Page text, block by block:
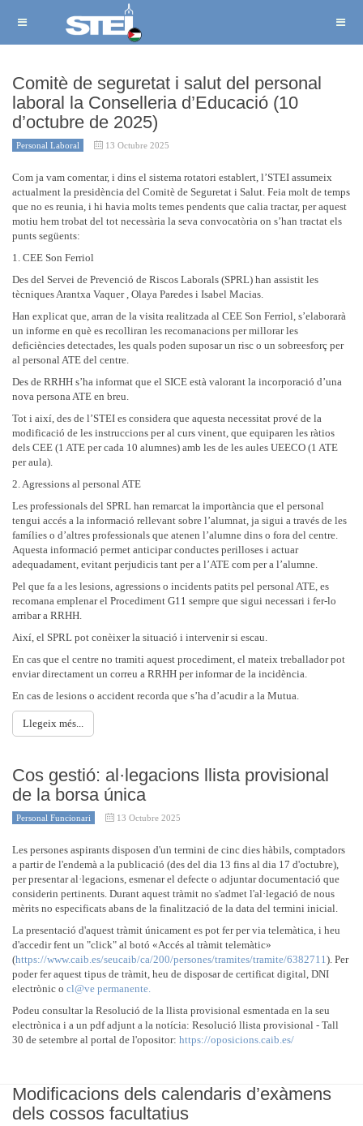
Comitè de seguretat i salut del personal
laboral la Conselleria d’Educació (10
d’octubre de 2025)
Personal Laboral 13 Octubre 2025
Com ja vam comentar, i dins el sistema rotatori establert, l’STEI assumeix
actualment la presidència del Comitè de Seguretat i Salut. Feia molt de temps
que no es reunia, i hi havia molts temes pendents que calia tractar, per aquest
motiu hem trobat del tot necessària la seva convocatòria on s’han tractat els
punts següents:
1. CEE Son Ferriol
Des del Servei de Prevenció de Riscos Laborals (SPRL) han assistit les
tècniques Arantxa Vaquer , Olaya Paredes i Isabel Macias.
Han explicat que, arran de la visita realitzada al CEE Son Ferriol, s’elaborarà
un informe en què es recolliran les recomanacions per millorar les
deficiències detectades, les quals poden suposar un risc o un sobreesforç per
al personal ATE del centre.
Des de RRHH s’ha informat que el SICE està valorant la incorporació d’una
nova persona ATE en breu.
Tot i així, des de l’STEI es considera que aquesta necessitat prové de la
modificació de les instruccions per al curs vinent, que equiparen les ràtios
dels CEE (1 ATE per cada 10 alumnes) amb les de les aules UEECO (1 ATE
per aula).
2. Agressions al personal ATE
Les professionals del SPRL han remarcat la importància que el personal
tengui accés a la informació rellevant sobre l’alumnat, ja sigui a través de les
famílies o d’altres professionals que atenen l’alumne dins o fora del centre.
Aquesta informació permet anticipar conductes perilloses i actuar
adequadament, evitant perjudicis tant per a l’ATE com per a l’alumne.
Pel que fa a les lesions, agressions o incidents patits pel personal ATE, es
recomana emplenar el Procediment G11 sempre que sigui necessari i fer-lo
arribar a RRHH.
Així, el SPRL pot conèixer la situació i intervenir si escau.
En cas que el centre no tramiti aquest procediment, el mateix treballador pot
enviar directament un correu a RRHH per informar de la incidència.
En cas de lesions o accident recorda que s’ha d’acudir a la Mutua.
Llegeix més...
Cos gestió: al·legacions llista provisional
de la borsa única
Personal Funcionari 13 Octubre 2025
Les persones aspirants disposen d'un termini de cinc dies hàbils, comptadors
a partir de l'endemà a la publicació (des del dia 13 fins al dia 17 d'octubre),
per presentar al·legacions, esmenar el defecte o adjuntar documentació que
considerin pertinents. Durant aquest tràmit no s'admet l'al·legació de nous
mèrits no especificats abans de la finalització de la data del termini inicial.
La presentació d'aquest tràmit únicament es pot fer per via telemàtica, i heu
d'accedir fent un "click" al botó «Accés al tràmit telemàtic»
(https://www.caib.es/seucaib/ca/200/persones/tramites/tramite/6382711). Per
poder fer aquest tipus de tràmit, heu de disposar de certificat digital, DNI
electrònic o cl@ve permanente.
Podeu consultar la Resolució de la llista provisional esmentada en la seu
electrònica i a un pdf adjunt a la notícia: Resolució llista provisional - Tall
30 de setembre al portal de l'opositor: https://oposicions.caib.es/
Modificacions dels calendaris d’exàmens
dels cossos facultatius